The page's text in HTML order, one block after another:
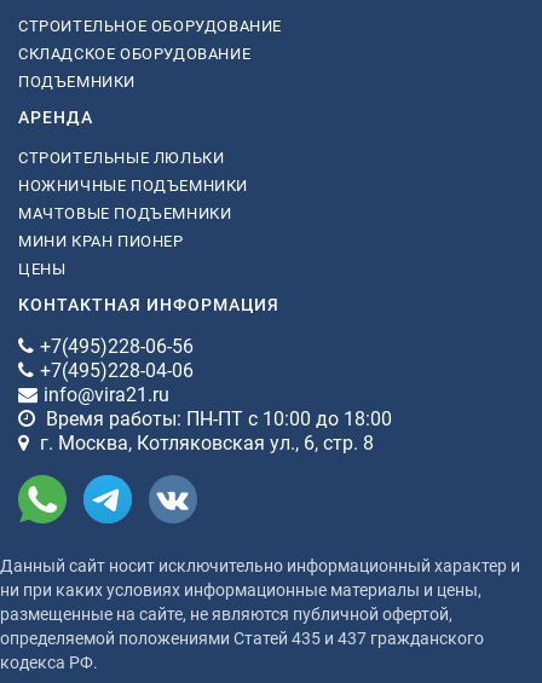
СТРОИТЕЛЬНОЕ ОБОРУДОВАНИЕ
СКЛАДСКОЕ ОБОРУДОВАНИЕ
ПОДЪЕМНИКИ
АРЕНДА
СТРОИТЕЛЬНЫЕ ЛЮЛЬКИ
НОЖНИЧНЫЕ ПОДЪЕМНИКИ
МАЧТОВЫЕ ПОДЪЕМНИКИ
МИНИ КРАН ПИОНЕР
ЦЕНЫ
КОНТАКТНАЯ ИНФОРМАЦИЯ
+7(495)228-06-56
+7(495)228-04-06
info@vira21.ru
Время работы: ПН-ПТ с 10:00 до 18:00
г. Москва, Котляковская ул., 6, стр. 8
Данный сайт носит исключительно информационный характер и
ни при каких условиях информационные материалы и цены,
размещенные на сайте, не являются публичной офертой,
определяемой положениями Статей 435 и 437 гражданского
кодекса РФ.